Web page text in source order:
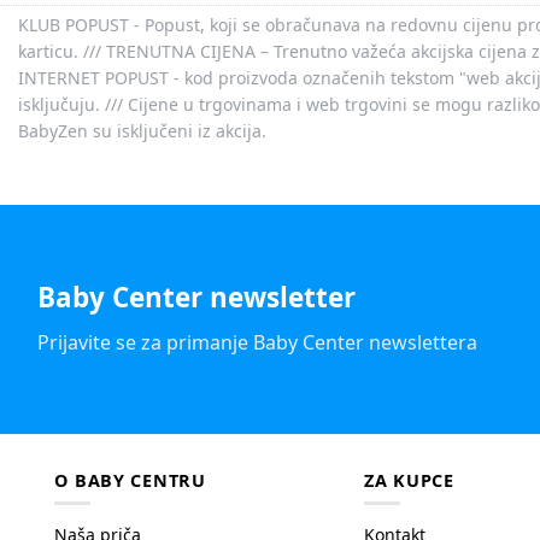
KLUB POPUST - Popust, koji se obračunava na redovnu cijenu
karticu. /// TRENUTNA CIJENA – Trenutno važeća akcijska
INTERNET POPUST - kod proizvoda označenih tekstom "web
isključuju. /// Cijene u trgovinama i web trgovini se mogu
BabyZen su isključeni iz akcija.
Baby Center newsletter
Prijavite se za primanje Baby Center newslettera
O BABY CENTRU
Naša priča
ZA KUPCE
Kontakt